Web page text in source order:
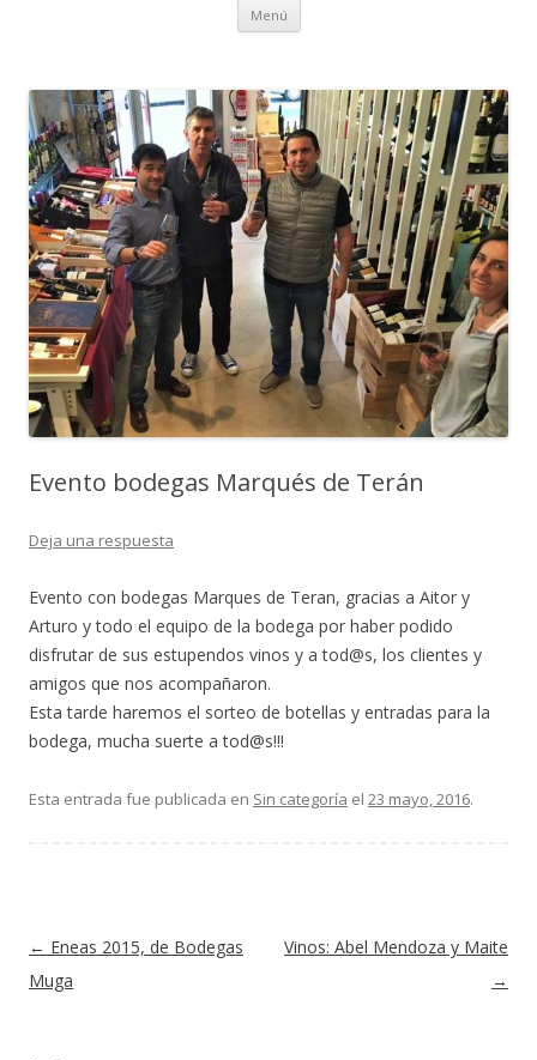
Menú Ir al contenido
Evento bodegas Marqués de Terán
Deja una respuesta
Evento con bodegas Marques de Teran, gracias a Aitor y
Arturo y todo el equipo de la bodega por haber podido
disfrutar de sus estupendos vinos y a tod@s, los clientes y
amigos que nos acompañaron.
Esta tarde haremos el sorteo de botellas y entradas para la
bodega, mucha suerte a tod@s!!!
Esta entrada fue publicada en Sin categoría el 23 mayo, 2016.
Navegación de entradas
← Eneas 2015, de Bodegas
Muga
Vinos: Abel Mendoza y Maite
→